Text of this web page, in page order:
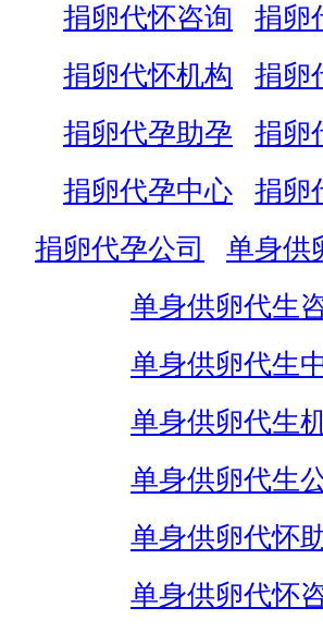
捐卵代怀咨询
捐卵
捐卵代怀机构
捐卵
捐卵代孕助孕
捐卵
捐卵代孕中心
捐卵
捐卵代孕公司
单身供
单身供卵代生
单身供卵代生
单身供卵代生
单身供卵代生
单身供卵代怀
单身供卵代怀